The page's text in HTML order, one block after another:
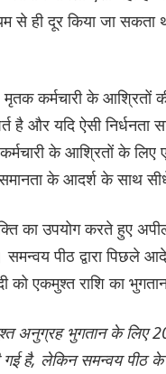
से ही दूर किया जा सकता
कर्मचारी के आश्रितों
और यदि ऐसी निर्धनता
के आश्रितों के
के आदर्श के साथ सीधे
का उपयोग करते हुए
पीठ द्वारा पिछले
को एकमुश्त राशि का
अनुग्रह भुगतान के लिए
गई है, लेकिन समन्वय